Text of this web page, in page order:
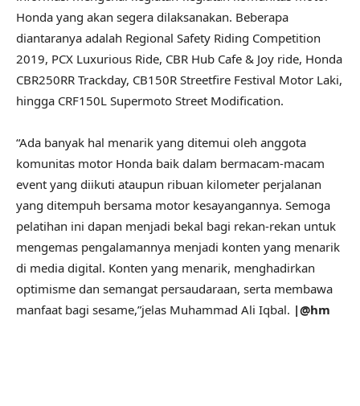
Honda yang akan segera dilaksanakan. Beberapa
diantaranya adalah Regional Safety Riding Competition
2019, PCX Luxurious Ride, CBR Hub Cafe & Joy ride, Honda
CBR250RR Trackday, CB150R Streetfire Festival Motor Laki,
hingga CRF150L Supermoto Street Modification.
“Ada banyak hal menarik yang ditemui oleh anggota
komunitas motor Honda baik dalam bermacam-macam
event yang diikuti ataupun ribuan kilometer perjalanan
yang ditempuh bersama motor kesayangannya. Semoga
pelatihan ini dapan menjadi bekal bagi rekan-rekan untuk
mengemas pengalamannya menjadi konten yang menarik
di media digital. Konten yang menarik, menghadirkan
optimisme dan semangat persaudaraan, serta membawa
manfaat bagi sesame,”jelas Muhammad Ali Iqbal. |@hm